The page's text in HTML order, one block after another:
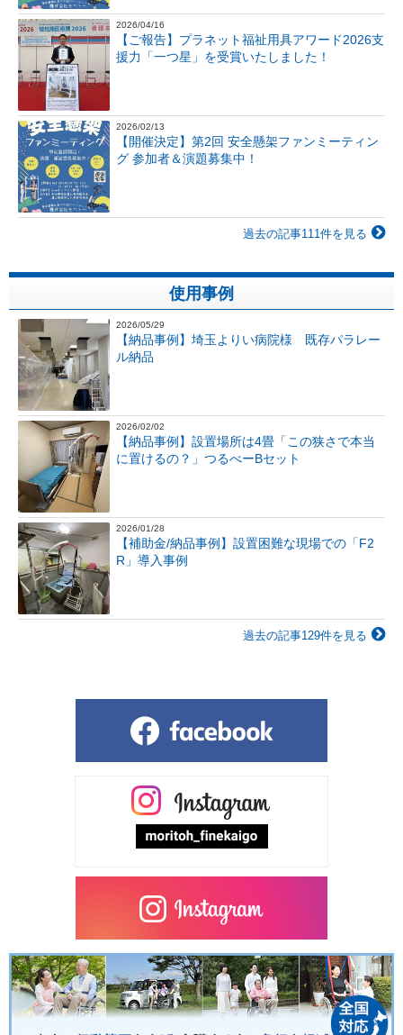
2026/04/16
【ご報告】プラネット福祉用具アワード2026支
援力「一つ星」を受賞いたしました！
2026/02/13
【開催決定】第2回 安全懸架ファンミーティン
グ 参加者＆演題募集中！
過去の記事111件を見る
使用事例
2026/05/29
【納品事例】埼玉よりい病院様 既存パラレー
ル納品
2026/02/02
【納品事例】設置場所は4畳「この狭さで本当
に置けるの？」つるべーBセット
2026/01/28
【補助金/納品事例】設置困難な現場での「F2
R」導入事例
過去の記事129件を見る